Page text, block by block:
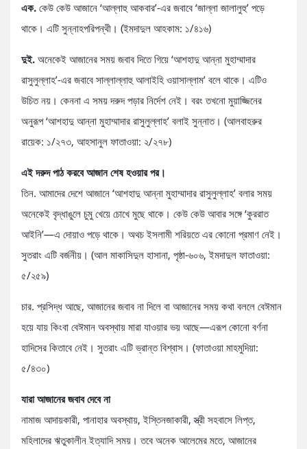
এক. কেউ কেউ আজানে ‘আল্লাহু আকবার’-এর জবাবে ‘জাল্লা জালালুহু’ পড়ে
থাকে। এটি সুন্নাহপরিপন্থী। (ইমদাদুল আহকাম: ১/৪১৬)
দুই. অনেকেই আজানের সময় জবাব দিতে গিয়ে ‘আশহাদু আন্না মুহাম্মাদার
রাসুলুল্লাহ’-এর জবাবে সাল্লাল্লাহু আলাইহি ওয়াসাল্লাম’ বলে থাকে। এটিও
উচিত নয়। কেননা এ সময় দরুদ পড়ার নির্দেশ নেই। বরং তখনো মুয়াজ্জিনের
অনুরূপ ‘আশহাদু আন্না মুহাম্মাদার রাসুলুল্লাহ’ বলাই সুন্নাত। (আলবাহরুর
রায়েক: ১/২৭৩, আহসানুল ফাতাওয়া: ২/২৭৮)
এই দরুদ পাঠ করবে আজান শেষ হওয়ার পর।
তিন. আমাদের দেশে আজানে ‘আশহাদু আন্না মুহাম্মাদার রাসুলুল্লাহ’ বলার সময়
অনেকেই বৃদ্ধাঙুলে চুমু খেয়ে চোখে মুছে থাকে। কেউ কেউ আবার সঙ্গে ‘কুররাত
আইনি’—এ দোয়াও পড়ে থাকে। অথচ ইসলামী শরিয়তে এর কোনো প্রমাণ নেই।
সুতরাং এটি বর্জনীয়। (আল মাকাসিদুল হাসানা, পৃষ্ঠা-৬০৬, ইমদাদুল ফাতাওয়া:
৫/২৫৯)
চার. প্রসিদ্ধ আছে, আজানের জবাব না দিলে বা আজানের সময় কথা বললে বেঈমান
হয়ে যায় কিংবা বেঈমান অবস্থায় মারা যাওয়ার ভয় আছে—এরূপ কোনো বর্ণনা
হাদিসের কিতাবে নেই। সুতরাং এটি ভ্রান্ত বিশ্বাস। (ফাতাওয়া মাহমুদিয়া:
৫/৪৩০)
যারা আজানের জবাব দেবে না
নামাজ আদায়কারী, পানাহার অবস্থায়, ইস্তিনজাকারী, স্ত্রী সহবাসে লিপ্ত,
মহিলাদের ঋতুকালীন ইত্যাদি সময়। তবে অনেক আলেমের মতে, আজানের